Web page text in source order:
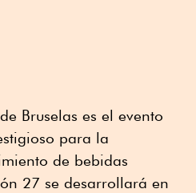
Bruselas es el evento
para la
de bebidas
27 se desarrollará en